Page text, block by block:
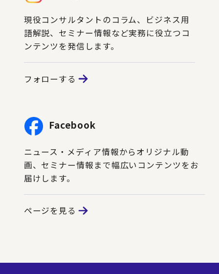
現役コンサルタントのコラム、ビジネス用
語解説、セミナー情報など実務に役立つコ
ンテンツを発信します。
フォローする
Facebook
ニュース・メディア情報からオリジナル動
画、セミナー情報まで幅広いコンテンツをお
届けします。
ページを見る